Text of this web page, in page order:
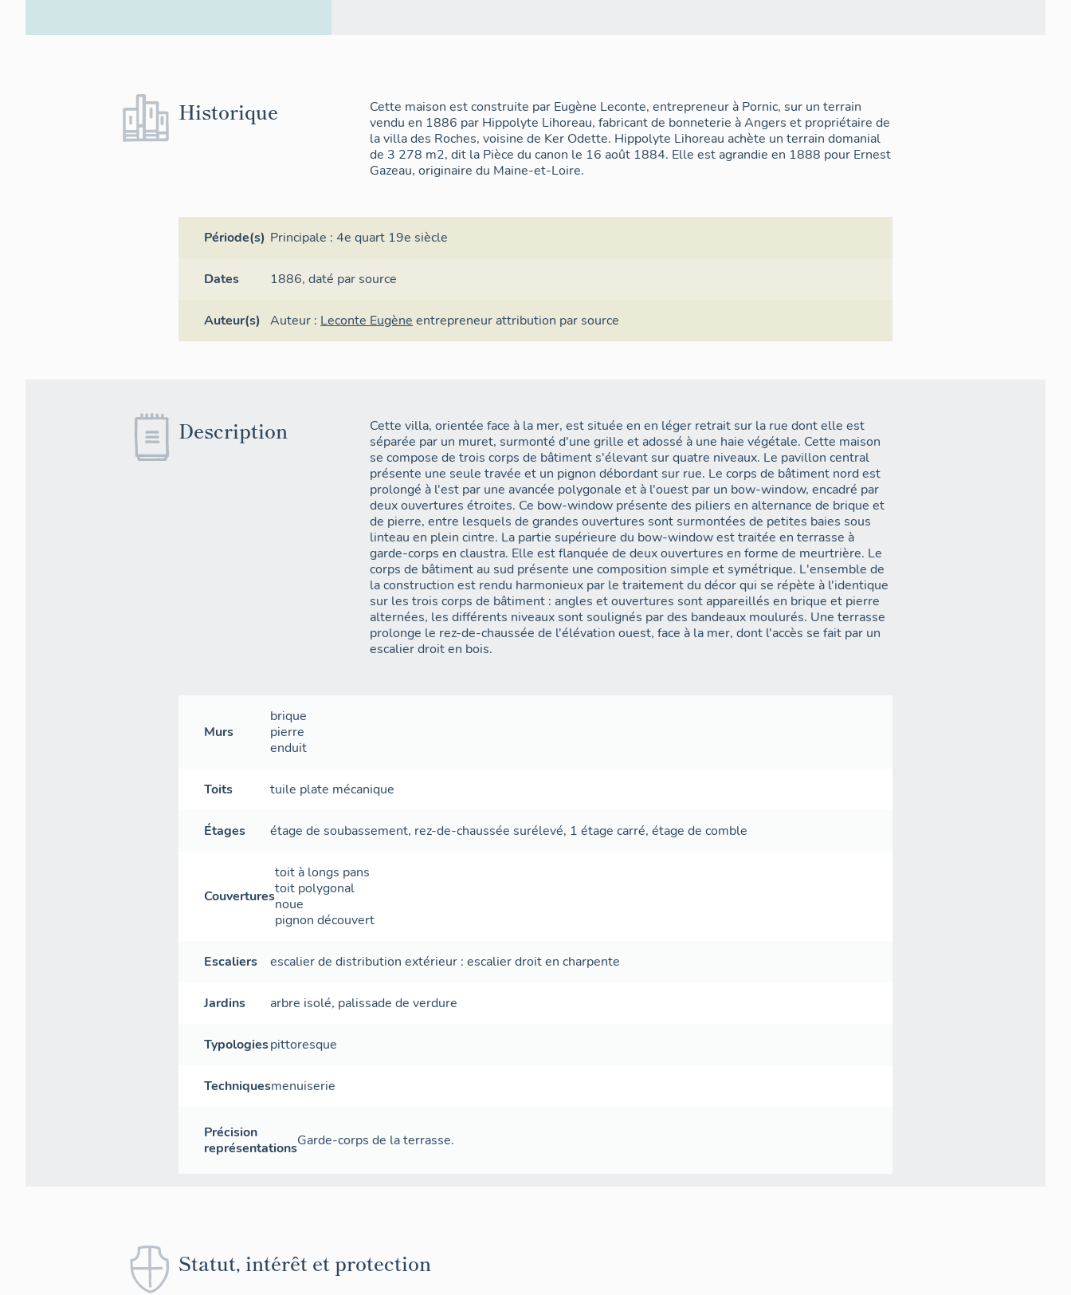
Historique
Cette maison est construite par Eugène Leconte, entrepreneur à Pornic, sur un terrain
vendu en 1886 par Hippolyte Lihoreau, fabricant de bonneterie à Angers et propriétaire de
la villa des Roches, voisine de Ker Odette. Hippolyte Lihoreau achète un terrain domanial
de 3 278 m2, dit la Pièce du canon le 16 août 1884. Elle est agrandie en 1888 pour Ernest
Gazeau, originaire du Maine-et-Loire.
Période(s) Principale :4e quart 19e siècle
Dates 1886,daté par source
Auteur(s) Auteur : Leconte Eugène entrepreneur attribution par source
Description
Cette villa, orientée face à la mer, est située en en léger retrait sur la rue dont elle est
séparée par un muret, surmonté d'une grille et adossé à une haie végétale. Cette maison
se compose de trois corps de bâtiment s'élevant sur quatre niveaux. Le pavillon central
présente une seule travée et un pignon débordant sur rue. Le corps de bâtiment nord est
prolongé à l'est par une avancée polygonale et à l'ouest par un bow-window, encadré par
deux ouvertures étroites. Ce bow-window présente des piliers en alternance de brique et
de pierre, entre lesquels de grandes ouvertures sont surmontées de petites baies sous
linteau en plein cintre. La partie supérieure du bow-window est traitée en terrasse à
garde-corps en claustra. Elle est flanquée de deux ouvertures en forme de meurtrière. Le
corps de bâtiment au sud présente une composition simple et symétrique. L'ensemble de
la construction est rendu harmonieux par le traitement du décor qui se répète à l'identique
sur les trois corps de bâtiment : angles et ouvertures sont appareillés en brique et pierre
alternées, les différents niveaux sont soulignés par des bandeaux moulurés. Une terrasse
prolonge le rez-de-chaussée de l'élévation ouest, face à la mer, dont l'accès se fait par un
escalier droit en bois.
Murs
brique
pierre
enduit
Toits tuile plate mécanique
Étages étage de soubassement, rez-de-chaussée surélevé, 1 étage carré,étage de comble
Couvertures
toit à longs pans
toit polygonal
noue
pignon découvert
Escaliers escalier de distribution extérieur :escalier droiten charpente
Jardins arbre isolé, palissade de verdure
Typologiespittoresque
Techniquesmenuiserie
Précision
représentationsGarde-corps de la terrasse.
Statut, intérêt et protection